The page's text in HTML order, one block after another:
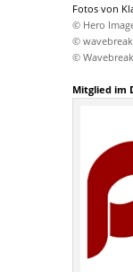
Fotos von
© Hero
©
©
Mitglied im